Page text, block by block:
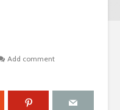
Add comment